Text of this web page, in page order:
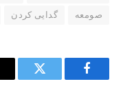
صومعه
گدایی کردن
Facebook
Twitter